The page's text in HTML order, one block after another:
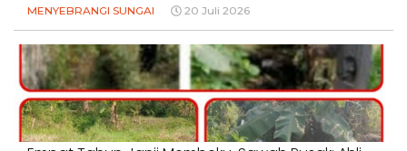
MENYEBRANGI SUNGAI 20 Juli 2026